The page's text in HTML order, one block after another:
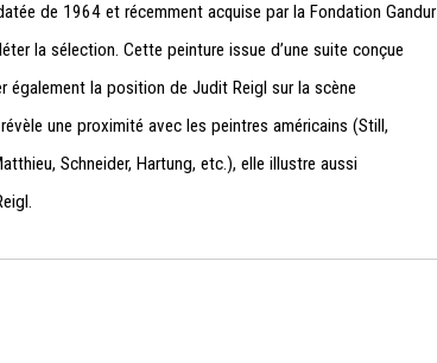
de 1964 et récemment acquise par la Fondation Gandur
la sélection. Cette peinture issue d’une suite conçue
également la position de Judit Reigl sur la scène
une proximité avec les peintres américains (Still,
Schneider, Hartung, etc.), elle illustre aussi